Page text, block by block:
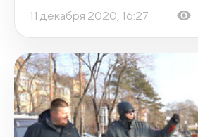
11 декабря 2020, 16:27